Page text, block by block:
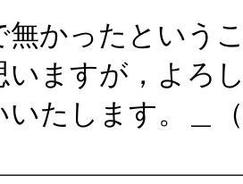
無かったという
いますが，よろ
いたします。＿